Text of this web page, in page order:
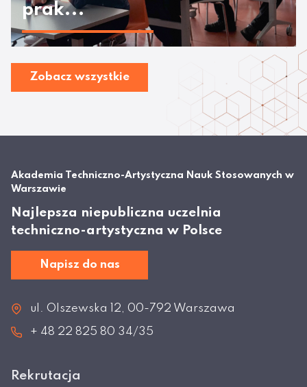
prak...
Zobacz wszystkie
Akademia Techniczno-Artystyczna Nauk Stosowanych w
Warszawie
Najlepsza niepubliczna uczelnia
techniczno-artystyczna w Polsce
Napisz do nas
ul. Olszewska 12, 00-792 Warszawa
+ 48 22 825 80 34/35
Rekrutacja